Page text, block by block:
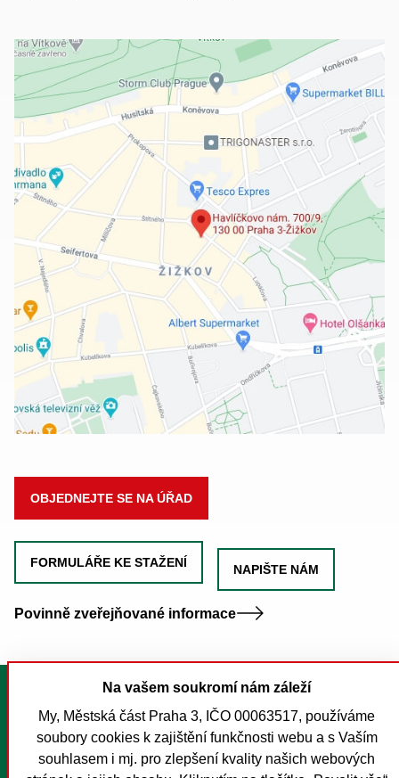
Na vašem soukromí nám záleží
My, Městská část Praha 3, IČO 00063517, používáme
soubory cookies k zajištění funkčnosti webu a s Vaším
souhlasem i mj. pro zlepšení kvality našich webových
OBJEDNEJTE SE NA ÚŘAD
FORMULÁŘE KE STAŽENÍ NAPIŠTE NÁM
Povinně zveřejňované informace
Tisk stránky
Mapa stránek
Prohlášení o přístupnosti